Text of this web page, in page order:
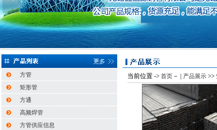
方管
矩形管
方通
高频焊管
方管供应信息
当前位置 -> 首页－ | 产品展示>>